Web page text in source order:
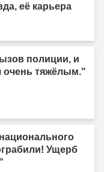
её карьера
полиции, и
очень тяжёлым."
Ущерб